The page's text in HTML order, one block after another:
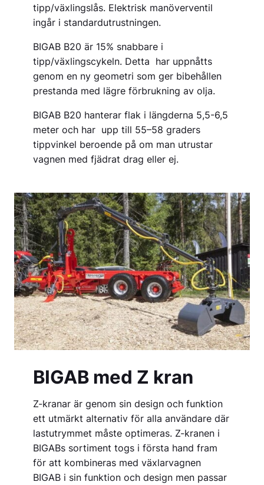
tipp/växlingslås. Elektrisk manöverventil
ingår i standardutrustningen.
BIGAB B20 är 15% snabbare i
tipp/växlingscykeln. Detta har uppnåtts
genom en ny geometri som ger bibehållen
prestanda med lägre förbrukning av olja.
BIGAB B20 hanterar flak i längderna 5,5-6,5
meter och har upp till 55–58 graders
tippvinkel beroende på om man utrustar
vagnen med fjädrat drag eller ej.
BIGAB med Z kran
Z-kranar är genom sin design och funktion
ett utmärkt alternativ för alla användare där
lastutrymmet måste optimeras. Z-kranen i
BIGABs sortiment togs i första hand fram
för att kombineras med växlarvagnen
BIGAB i sin funktion och design men passar